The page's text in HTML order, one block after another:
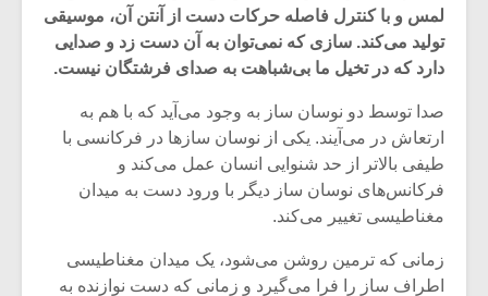
لمس و با کنترل فاصله حرکات دست از آنتن آن، موسیقی
تولید می‌کند. سازی که نمی‌توان به آن دست زد و صدایی
دارد که در تخیل ما بی‌شباهت به صدای فرشتگان نیست.
صدا توسط دو نوسان ساز به وجود می‌آید که با هم به
ارتعاش در می‌آیند. یکی از نوسان سازها در فرکانسی با
طیفی بالاتر از حد شنوایی انسان عمل می‌کند و
فرکانس‌های نوسان ساز دیگر با ورود دست به میدان
مغناطیسی تغییر می‌کند.
زمانی که ترمین روشن می‌شود، یک میدان مغناطیسی
اطراف ساز را فرا می‌گیرد و زمانی که دست نوازنده به